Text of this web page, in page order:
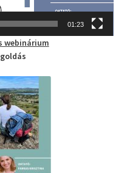
01:23
webinárium